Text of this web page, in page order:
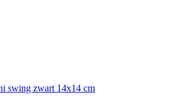
swing zwart 14x14 cm